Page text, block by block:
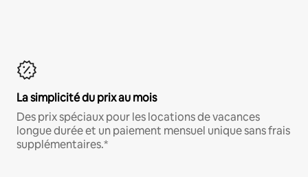
La simplicité du prix au mois
Des prix spéciaux pour les locations de vacances
longue durée et un paiement mensuel unique sans frais
supplémentaires.*